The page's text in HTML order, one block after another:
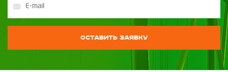
Оставить заявку